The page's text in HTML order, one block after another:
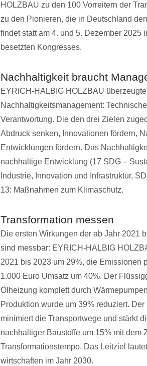
HOLZBAU zu den 100 Vorreitern der
zu den Pionieren, die in Deutschland
findet statt am 4. und 5. Dezember
besetzten Kongresses.
Nachhaltigkeit braucht
EYRICH-HALBIG HOLZBAU
Nachhaltigkeitsmanagement:
Verantwortung. Die den drei Zielen
Abdruck senken, Innovationen fördern,
Entwicklungen fördern. Das
nachhaltige Entwicklung (17 SDG –
Industrie, Innovation und Infrastruktur,
13: Maßnahmen zum Klimaschutz.
Transformation messen
Die ersten Wirkungen der ab Jahr 2021
sind messbar: EYRICH-HALBIG
2021 bis 2023 um 29%, die Emissionen
1.000 Euro Umsatz um 40%. Der
Ölheizung komplett durch
Produktion wurde um 39% reduziert.
minimiert die Transportwege und stärkt
nachhaltiger Baustoffe um 15% mit dem
Transformationstempo. Das Leitziel
wirtschaften im Jahr 2030.